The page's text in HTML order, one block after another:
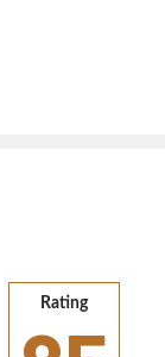
Rating